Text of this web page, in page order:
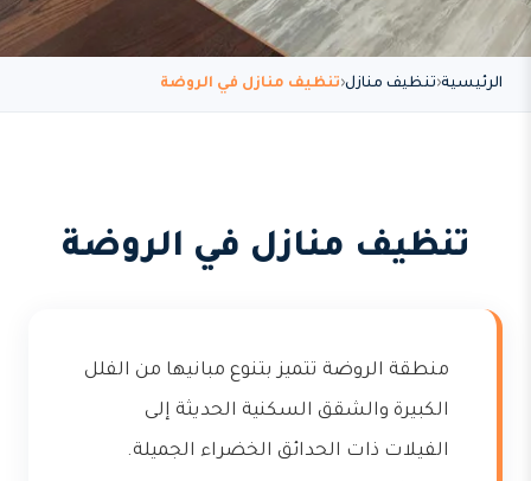
الرئيسية تنظيف منازل تنظيف منازل في الروضة
تنظيف منازل في الروضة
منطقة الروضة تتميز بتنوع مبانيها من الفلل
الكبيرة والشقق السكنية الحديثة إلى
الفيلات ذات الحدائق الخضراء الجميلة.